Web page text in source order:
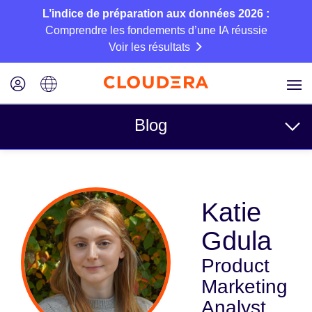
L’indice de préparation aux données 2026 :
Comprendre les fondements d’une IA réussie
Voir les résultats
Blog
Business
Technique
Partenaires
Culture
Katie
Gdula
Product
Marketing
Analyst